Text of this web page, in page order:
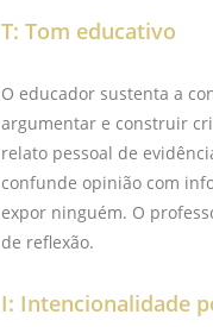
T: Tom educativo
O educador sustenta a
argumentar e construir
relato pessoal de
confunde opinião com
expor ninguém. O
de reflexão.
I: Intencionalidade